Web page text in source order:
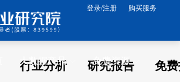
大数据产品 免费资源
登录/注册 购买服务
行业分析 研究报告 免